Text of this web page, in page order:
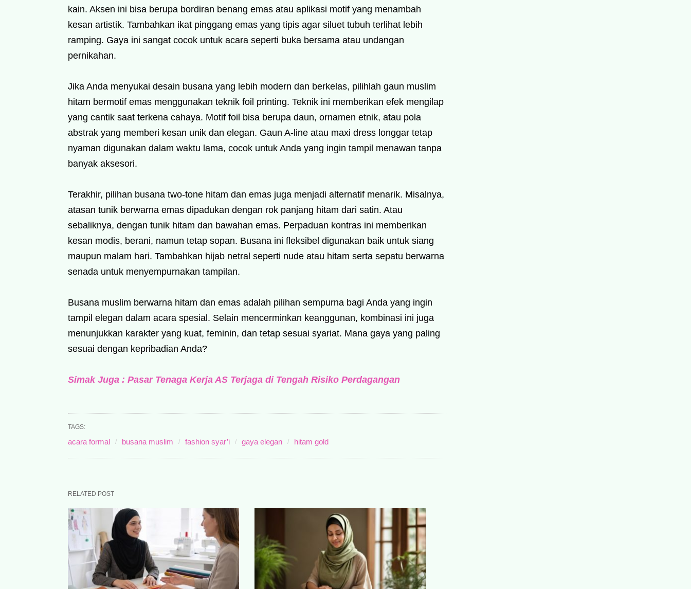
kain. Aksen ini bisa berupa bordiran benang emas atau aplikasi motif yang menambah
kesan artistik. Tambahkan ikat pinggang emas yang tipis agar siluet tubuh terlihat lebih
ramping. Gaya ini sangat cocok untuk acara seperti buka bersama atau undangan
pernikahan.
Jika Anda menyukai desain busana yang lebih modern dan berkelas, pilihlah gaun muslim
hitam bermotif emas menggunakan teknik foil printing. Teknik ini memberikan efek mengilap
yang cantik saat terkena cahaya. Motif foil bisa berupa daun, ornamen etnik, atau pola
abstrak yang memberi kesan unik dan elegan. Gaun A-line atau maxi dress longgar tetap
nyaman digunakan dalam waktu lama, cocok untuk Anda yang ingin tampil menawan tanpa
banyak aksesori.
Terakhir, pilihan busana two-tone hitam dan emas juga menjadi alternatif menarik. Misalnya,
atasan tunik berwarna emas dipadukan dengan rok panjang hitam dari satin. Atau
sebaliknya, dengan tunik hitam dan bawahan emas. Perpaduan kontras ini memberikan
kesan modis, berani, namun tetap sopan. Busana ini fleksibel digunakan baik untuk siang
maupun malam hari. Tambahkan hijab netral seperti nude atau hitam serta sepatu berwarna
senada untuk menyempurnakan tampilan.
Busana muslim berwarna hitam dan emas adalah pilihan sempurna bagi Anda yang ingin
tampil elegan dalam acara spesial. Selain mencerminkan keanggunan, kombinasi ini juga
menunjukkan karakter yang kuat, feminin, dan tetap sesuai syariat. Mana gaya yang paling
sesuai dengan kepribadian Anda?
Simak Juga : Pasar Tenaga Kerja AS Terjaga di Tengah Risiko Perdagangan
TAGS:
acara formal busana muslim fashion syar’i gaya elegan hitam gold
RELATED POST